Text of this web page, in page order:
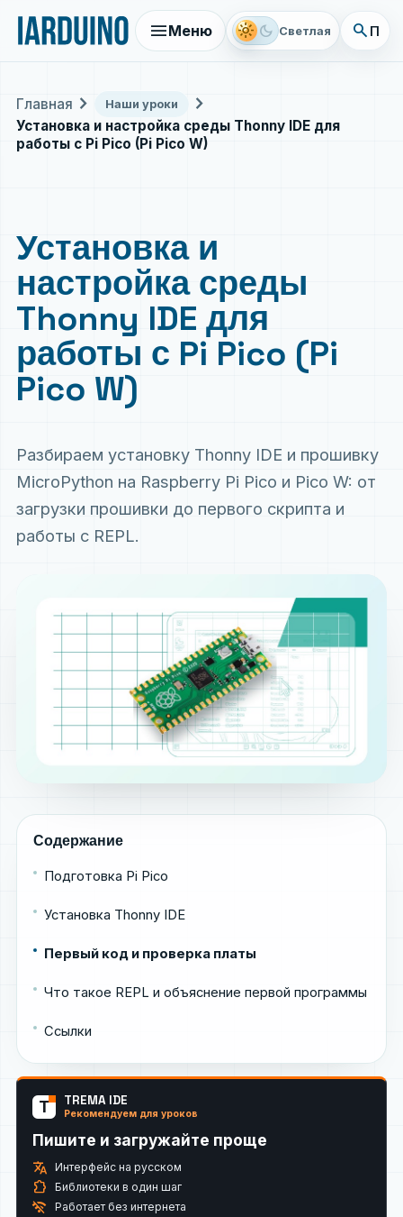
menuМеню light_mode dark_mode Светлая search
Главная chevron_right Наши уроки chevron_right
Установка и настройка среды Thonny IDE для
работы с Pi Pico (Pi Pico W)
Установка и
настройка среды
Thonny IDE для
работы с Pi Pico (Pi
Pico W)
Разбираем установку Thonny IDE и прошивку
MicroPython на Raspberry Pi Pico и Pico W: от
загрузки прошивки до первого скрипта и
работы с REPL.
Содержание
Подготовка Pi Pico
Установка Thonny IDE
Первый код и проверка платы
Что такое REPL и объяснение первой программы
Ссылки
T TREMA IDE
Рекомендуем для уроков
Пишите и загружайте проще
translate Интерфейс на русском
extension Библиотеки в один шаг
wifi_off Работает без интернета